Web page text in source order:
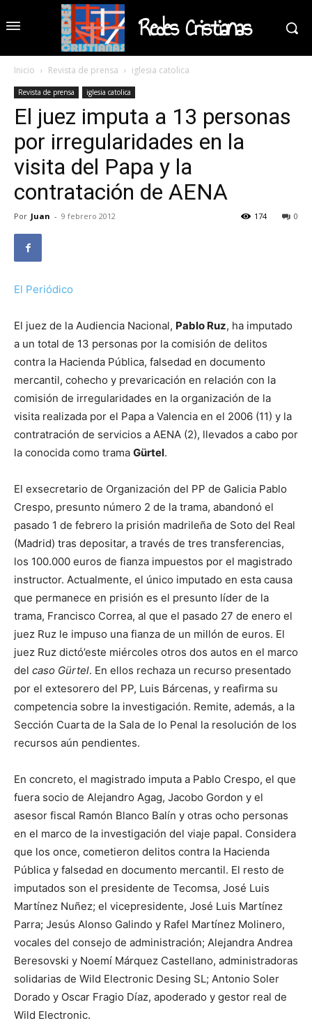
Redes Cristianas
Inicio Revista de prensa iglesia catolica
Revista de prensa iglesia catolica
El juez imputa a 13 personas
por irregularidades en la
visita del Papa y la
contratación de AENA
Por Juan - 9 febrero 2012 0
174
El Periódico
El juez de la Audiencia Nacional, Pablo Ruz, ha imputado
a un total de 13 personas por la comisión de delitos
contra la Hacienda Pública, falsedad en documento
mercantil, cohecho y prevaricación en relación con la
comisión de irregularidades en la organización de la
visita realizada por el Papa a Valencia en el 2006 (11) y la
contratración de servicios a AENA (2), llevados a cabo por
la conocida como trama Gürtel.
El exsecretario de Organización del PP de Galicia Pablo
Crespo, presunto número 2 de la trama, abandonó el
pasado 1 de febrero la prisión madrileña de Soto del Real
(Madrid) tras depositar, a través de tres transferencias,
los 100.000 euros de fianza impuestos por el magistrado
instructor. Actualmente, el único imputado en esta causa
que permanece en prisión es el presunto líder de la
trama, Francisco Correa, al que el pasado 27 de enero el
juez Ruz le impuso una fianza de un millón de euros. El
juez Ruz dictó’este miércoles otros dos autos en el marco
del caso Gürtel. En ellos rechaza un recurso presentado
por el extesorero del PP, Luis Bárcenas, y reafirma su
competencia sobre la investigación. Remite, además, a la
Sección Cuarta de la Sala de lo Penal la resolución de los
recursos aún pendientes.
En concreto, el magistrado imputa a Pablo Crespo, el que
fuera socio de Alejandro Agag, Jacobo Gordon y el
asesor fiscal Ramón Blanco Balín y otras ocho personas
en el marco de la investigación del viaje papal. Considera
que los once, cometieron delitos contra la Hacienda
Pública y falsedad en documento mercantil. El resto de
imputados son el presidente de Tecomsa, José Luis
Martínez Nuñez; el vicepresidente, José Luis Martínez
Parra; Jesús Alonso Galindo y Rafel Martínez Molinero,
vocales del consejo de administración; Alejandra Andrea
Beresovski y Noemí Márquez Castellano, administradoras
solidarias de Wild Electronic Desing SL; Antonio Soler
Dorado y Oscar Fragio Díaz, apoderado y gestor real de
Wild Electronic.